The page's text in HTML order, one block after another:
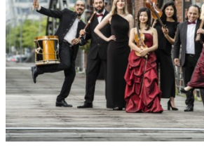
–
A
U
S
S
T
E
L
L
U
B
I
R
G
I
T
M
I
N
I